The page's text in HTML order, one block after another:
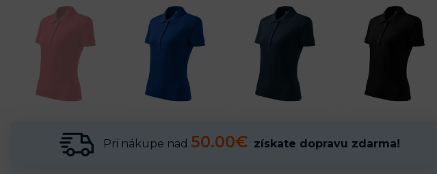
Pri nákupe nad 50.00€ získate dopravu zdarma!